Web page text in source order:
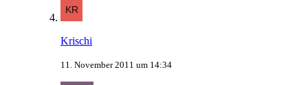
Krischi
11. November 2011 um 14:34